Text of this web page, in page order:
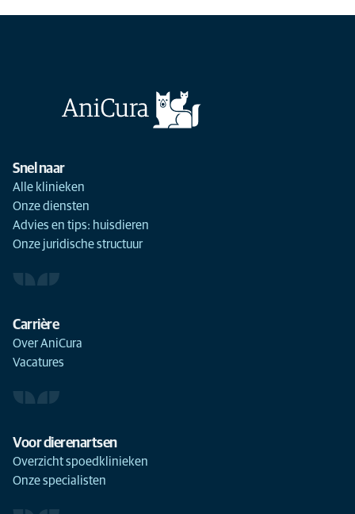
Snel naar
Alle klinieken
Onze diensten
Advies en tips: huisdieren
Onze juridische structuur
Carrière
Over AniCura
Vacatures
Voor dierenartsen
Overzicht spoedklinieken
Onze specialisten